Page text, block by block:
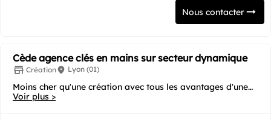
Nous contacter
Cède agence clés en mains sur secteur dynamique
Création Lyon (01)
Moins cher qu'une création avec tous les avantages d'une
reprise car l'agence est ouverte depuis...
Voir plus >